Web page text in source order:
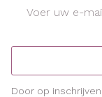
Door op